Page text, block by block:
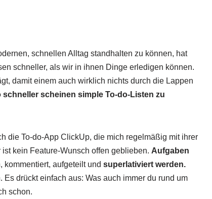
schnellen Alltag standhalten zu können, hat
schneller, als wir in ihnen Dinge erledigen können.
damit einem auch wirklich nichts durch die Lappen
scheinen simple To-do-Listen zu
die To-do-App ClickUp, die mich regelmäßig mit ihrer
kein Feature-Wunsch offen geblieben. Aufgaben
kommentiert, aufgeteilt und superlativiert werden.
drückt einfach aus: Was auch immer du rund um
schon.